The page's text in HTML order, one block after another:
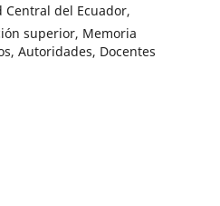
Central del Ecuador,
superior, Memoria
Autoridades, Docentes